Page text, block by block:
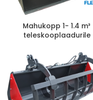
Mahukopp 1- 1.4 m³
teleskooplaadurile